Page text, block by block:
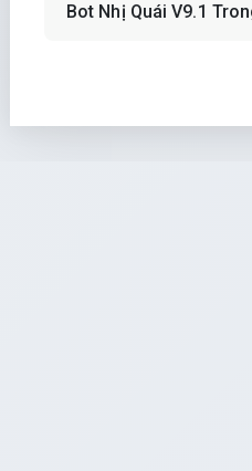
Bot Nhị Quái V9.1